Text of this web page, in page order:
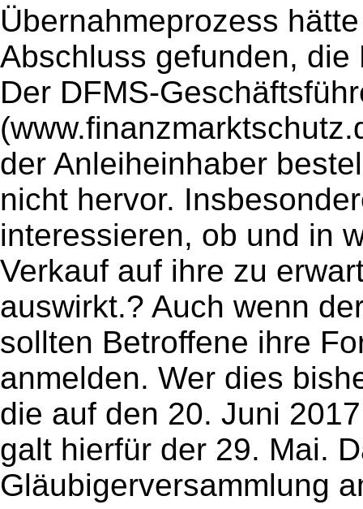
Übernahmeprozess
Abschluss gefunden,
Der DFMS-
der Anleiheinhaber
nicht hervor.
interessieren, ob und in
Verkauf auf ihre zu
auswirkt.? Auch wenn
sollten Betroffene ihre
anmelden. Wer dies
die auf den 20. Juni
galt hierfür der 29. Mai.
Gläubigerversammlung